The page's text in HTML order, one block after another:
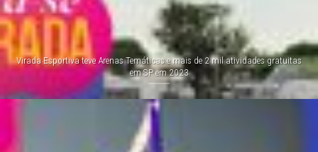
Virada Esportiva teve Arenas Temáticas e mais de 2 mil atividades gratuitas
em SP em 2023